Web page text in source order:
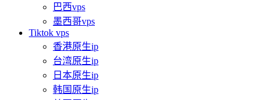
巴西vps
墨西哥vps
Tiktok vps
香港原生ip
台湾原生ip
日本原生ip
韩国原生ip